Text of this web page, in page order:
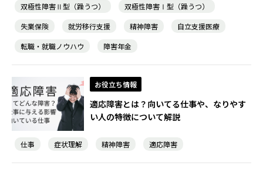
双極性障害Ⅱ型（躁うつ）
双極性障害Ⅰ型（躁うつ）
失業保険
就労移行支援 精神障害
自立支援医療
転職・就職ノウハウ
障害年金
お役立ち情報
適応障害とは？向いてる仕事や、なりやす
い人の特徴について解説
仕事 症状理解 精神障害 適応障害